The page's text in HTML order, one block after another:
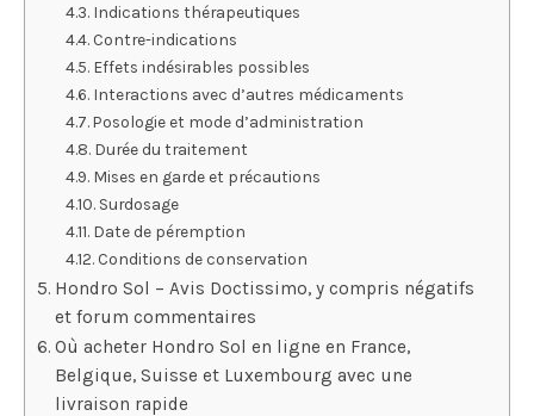
Indications thérapeutiques
Contre-indications
Effets indésirables possibles
Interactions avec d’autres médicaments
Posologie et mode d’administration
Durée du traitement
Mises en garde et précautions
Surdosage
Date de péremption
Conditions de conservation
Hondro Sol – Avis Doctissimo, y compris négatifs
et forum commentaires
Où acheter Hondro Sol en ligne en France,
Belgique, Suisse et Luxembourg avec une
livraison rapide